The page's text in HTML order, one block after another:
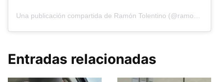
Una publicación compartida de Ramón Tolentino (@ramon_tolentino1)
Entradas relacionadas